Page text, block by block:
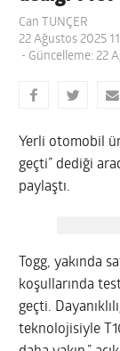
Can TUNÇER
22 Ağustos 2025
- Güncelleme: 22
Yerli otomobil
geçti” dediği
paylaştı.
Togg, yakında
koşullarında
geçti.
teknolojisiyle